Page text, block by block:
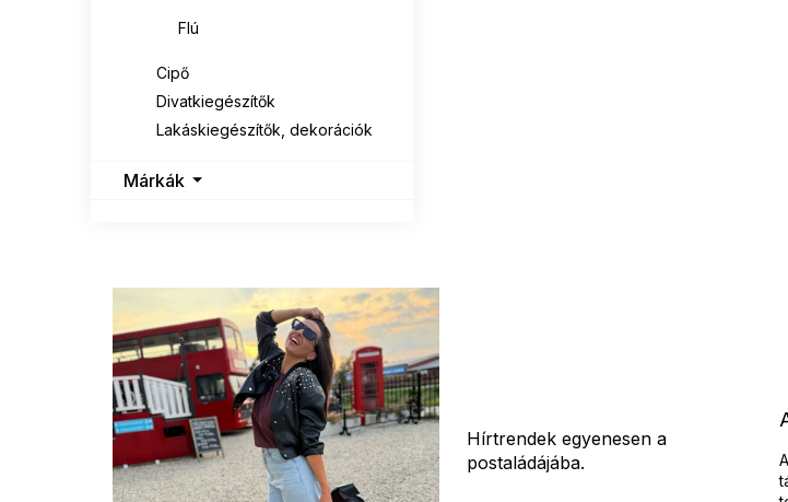
FIú
Cipő
Divatkiegészítők
Lakáskiegészítők, dekorációk
Márkák
Hírtrendek egyenesen a
postaládájába.